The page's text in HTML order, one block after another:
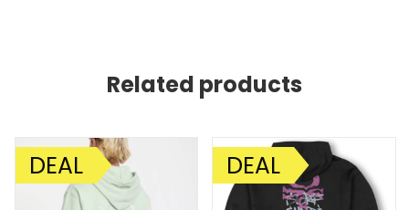
Related products
AANBIEDING!
DEAL AANBIEDING!
DEAL